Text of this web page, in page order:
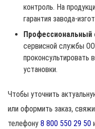
контроль. На
гарантия завода-
Профессиональный
сервисной службы
проконсультировать
установки.
Чтобы уточнить
или оформить заказ,
телефону 8 800 550 29 50